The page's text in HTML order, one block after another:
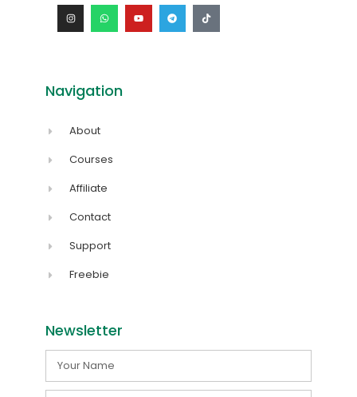
Navigation
About
Courses
Affiliate
Contact
Support
Freebie
Newsletter